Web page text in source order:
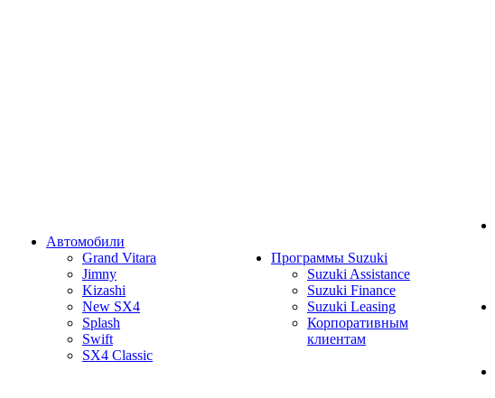
Автомобили
Grand Vitara
Jimny
Kizashi
New SX4
Splash
Swift
SX4 Classic
Программы Suzuki
Suzuki Assistance
Suzuki Finance
Suzuki Leasing
Корпоративным
клиентам